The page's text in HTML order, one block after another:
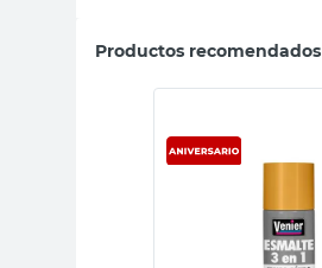
Productos recomendados